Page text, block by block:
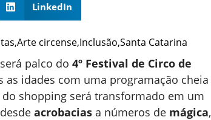
LinkedIn
será palco do 4º Festival de Circo de
idades com uma programação
shopping será transformado em um
acrobacias a números de mágica,